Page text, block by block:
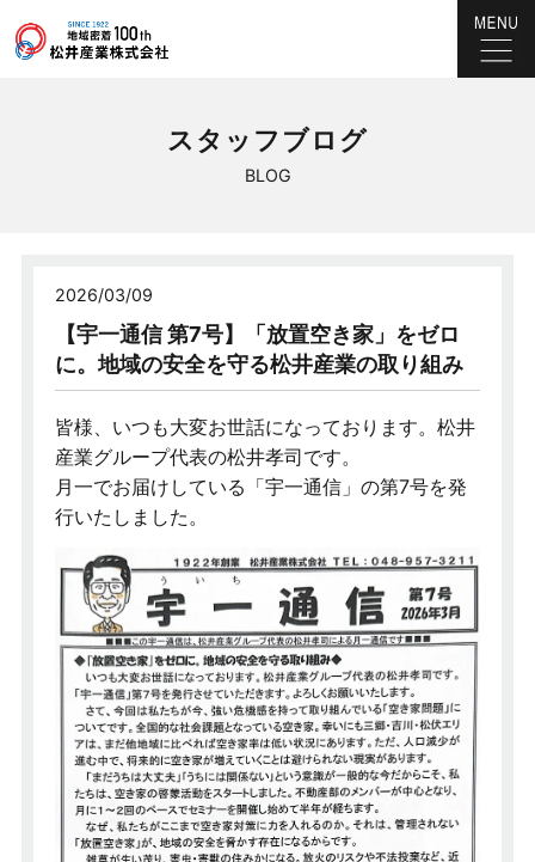
BLOG
スタッフブログ
2026/03/09
【宇一通信 第7号】「放置空き家」をゼロ
に。地域の安全を守る松井産業の取り組み
皆様、いつも大変お世話になっております。松井
産業グループ代表の松井孝司です。
月一でお届けしている「宇一通信」の第7号を発
行いたしました。